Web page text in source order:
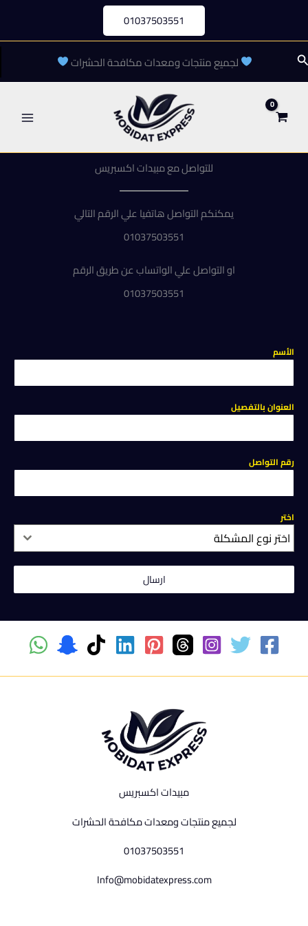
المحتوى
01037503551
البحث لجميع منتجات ومعدات مكافحة الحشرات
للتواصل مع مبيدات اكسبريس
يمكنكم التواصل هاتفيا علي الرقم التالي
01037503551
او التواصل علي الواتساب عن طريق الرقم
01037503551
الأسم
العنوان بالتفصيل
رقم التواصل
اختر
اختر نوع المشكلة
ارسال
مبيدات اكسبريس
لجميع منتجات ومعدات مكافحة الحشرات
01037503551
Info@mobidatexpress.com